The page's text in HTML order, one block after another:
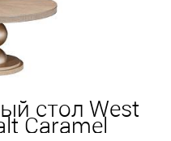
стол West
Caramel